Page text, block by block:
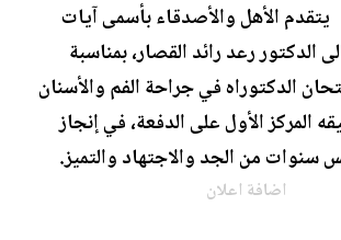
يتقدم الأهل والأصدقاء بأسمى آيات
الدكتور رعد رائد القصار، بمناسبة
الدكتوراه في جراحة الفم والأسنان
المركز الأول على الدفعة، في إنجاز
من الجد والاجتهاد والتميز.
اضافة اعلان